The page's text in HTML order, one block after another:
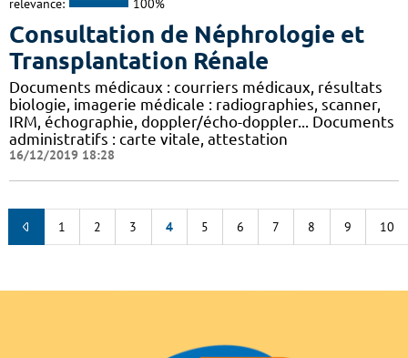
relevance: 100%
Consultation de Néphrologie et
Transplantation Rénale
Documents médicaux : courriers médicaux, résultats
biologie, imagerie médicale : radiographies, scanner,
IRM, échographie, doppler/écho-doppler... Documents
administratifs : carte vitale, attestation
16/12/2019 18:28
1 2 3 4 5 6 7 8 9 10